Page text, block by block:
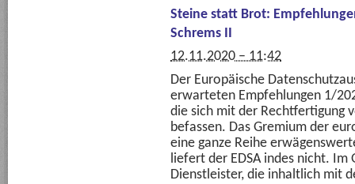
Steine statt Brot:
Schrems II
12.11.2020 – 11:42
Der Europäische
erwarteten Empfehlungen 1/
die sich mit der Rechtfertigung
befassen. Das Gremium der
eine ganze Reihe
liefert der EDSA indes nicht.
Dienstleister, die inhaltlich mit